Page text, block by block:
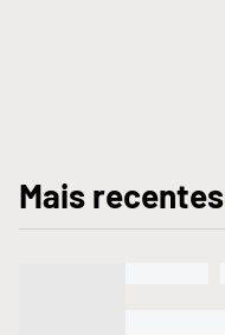
Mais recentes